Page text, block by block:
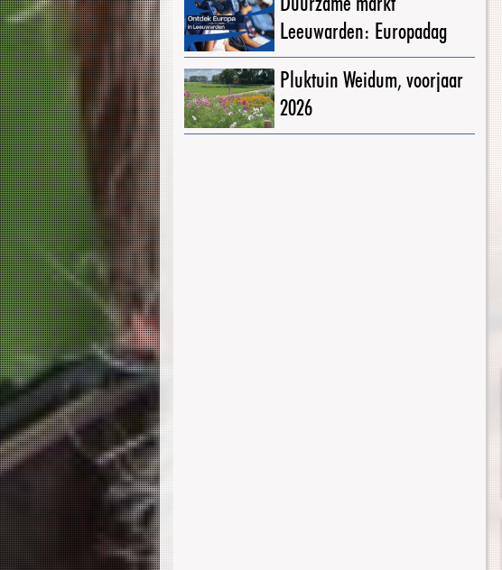
Leeuwarden: Europadag
Pluktuin Weidum, voorjaar
2026